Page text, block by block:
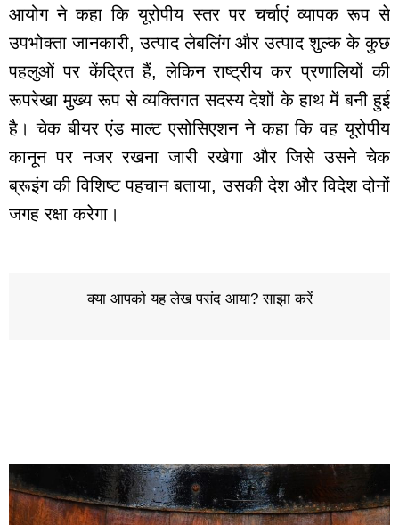
आयोग ने कहा कि यूरोपीय स्तर पर चर्चाएं व्यापक रूप से
उपभोक्ता जानकारी, उत्पाद लेबलिंग और उत्पाद शुल्क के कुछ
पहलुओं पर केंद्रित हैं, लेकिन राष्ट्रीय कर प्रणालियों की
रूपरेखा मुख्य रूप से व्यक्तिगत सदस्य देशों के हाथ में बनी हुई
है। चेक बीयर एंड माल्ट एसोसिएशन ने कहा कि वह यूरोपीय
कानून पर नजर रखना जारी रखेगा और जिसे उसने चेक
ब्रूइंग की विशिष्ट पहचान बताया, उसकी देश और विदेश दोनों
जगह रक्षा करेगा।
क्या आपको यह लेख पसंद आया? साझा करें